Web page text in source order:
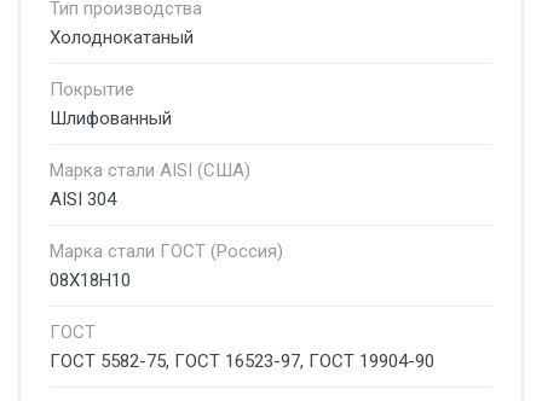
Тип производства
Холоднокатаный
Покрытие
Шлифованный
Марка стали AISI (США)
AISI 304
Марка стали ГОСТ (Россия)
08Х18Н10
ГОСТ
ГОСТ 5582-75, ГОСТ 16523-97, ГОСТ 19904-90